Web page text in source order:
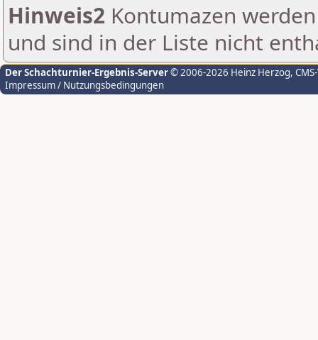
Hinweis2 Kontumazen
und sind in der Liste nicht
Der Schachturnier-Ergebnis-Server© 2006-2026 Heinz Herzog,
Impressum / Nutzungsbedingungen